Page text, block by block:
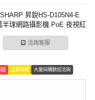
昇銳HS-D105N4-E
半球網路攝影機 PoE 夜視紅
外線 監視器攝影機
洽詢客服
固 品質保證 大量採購歡迎洽詢